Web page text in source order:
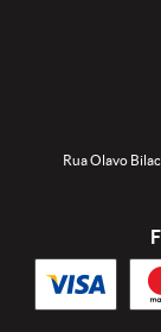
Rua Olavo